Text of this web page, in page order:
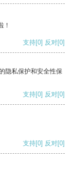
！
支持[0] 反对[0]
隐私保护和安全性保
支持[0] 反对[0]
支持[0] 反对[0]